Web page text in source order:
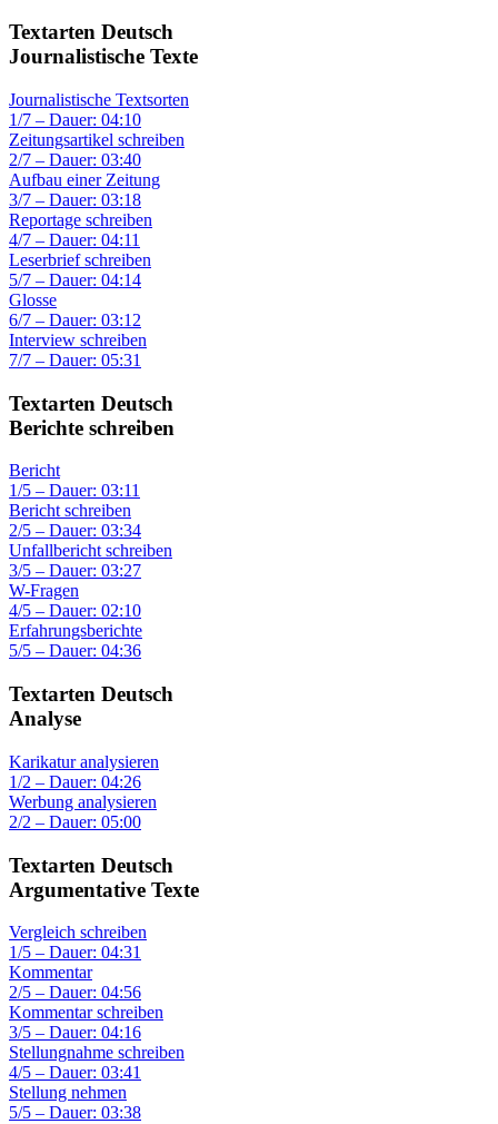
Textarten Deutsch
Journalistische Texte
Journalistische Textsorten
1/7 – Dauer: 04:10
Zeitungsartikel schreiben
2/7 – Dauer: 03:40
Aufbau einer Zeitung
3/7 – Dauer: 03:18
Reportage schreiben
4/7 – Dauer: 04:11
Leserbrief schreiben
5/7 – Dauer: 04:14
Glosse
6/7 – Dauer: 03:12
Interview schreiben
7/7 – Dauer: 05:31
Textarten Deutsch
Berichte schreiben
Bericht
1/5 – Dauer: 03:11
Bericht schreiben
2/5 – Dauer: 03:34
Unfallbericht schreiben
3/5 – Dauer: 03:27
W-Fragen
4/5 – Dauer: 02:10
Erfahrungsberichte
5/5 – Dauer: 04:36
Textarten Deutsch
Analyse
Karikatur analysieren
1/2 – Dauer: 04:26
Werbung analysieren
2/2 – Dauer: 05:00
Textarten Deutsch
Argumentative Texte
Vergleich schreiben
1/5 – Dauer: 04:31
Kommentar
2/5 – Dauer: 04:56
Kommentar schreiben
3/5 – Dauer: 04:16
Stellungnahme schreiben
4/5 – Dauer: 03:41
Stellung nehmen
5/5 – Dauer: 03:38